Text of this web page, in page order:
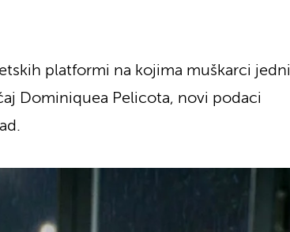
platformi na kojima muškarci jedni
Dominiquea Pelicota, novi podaci